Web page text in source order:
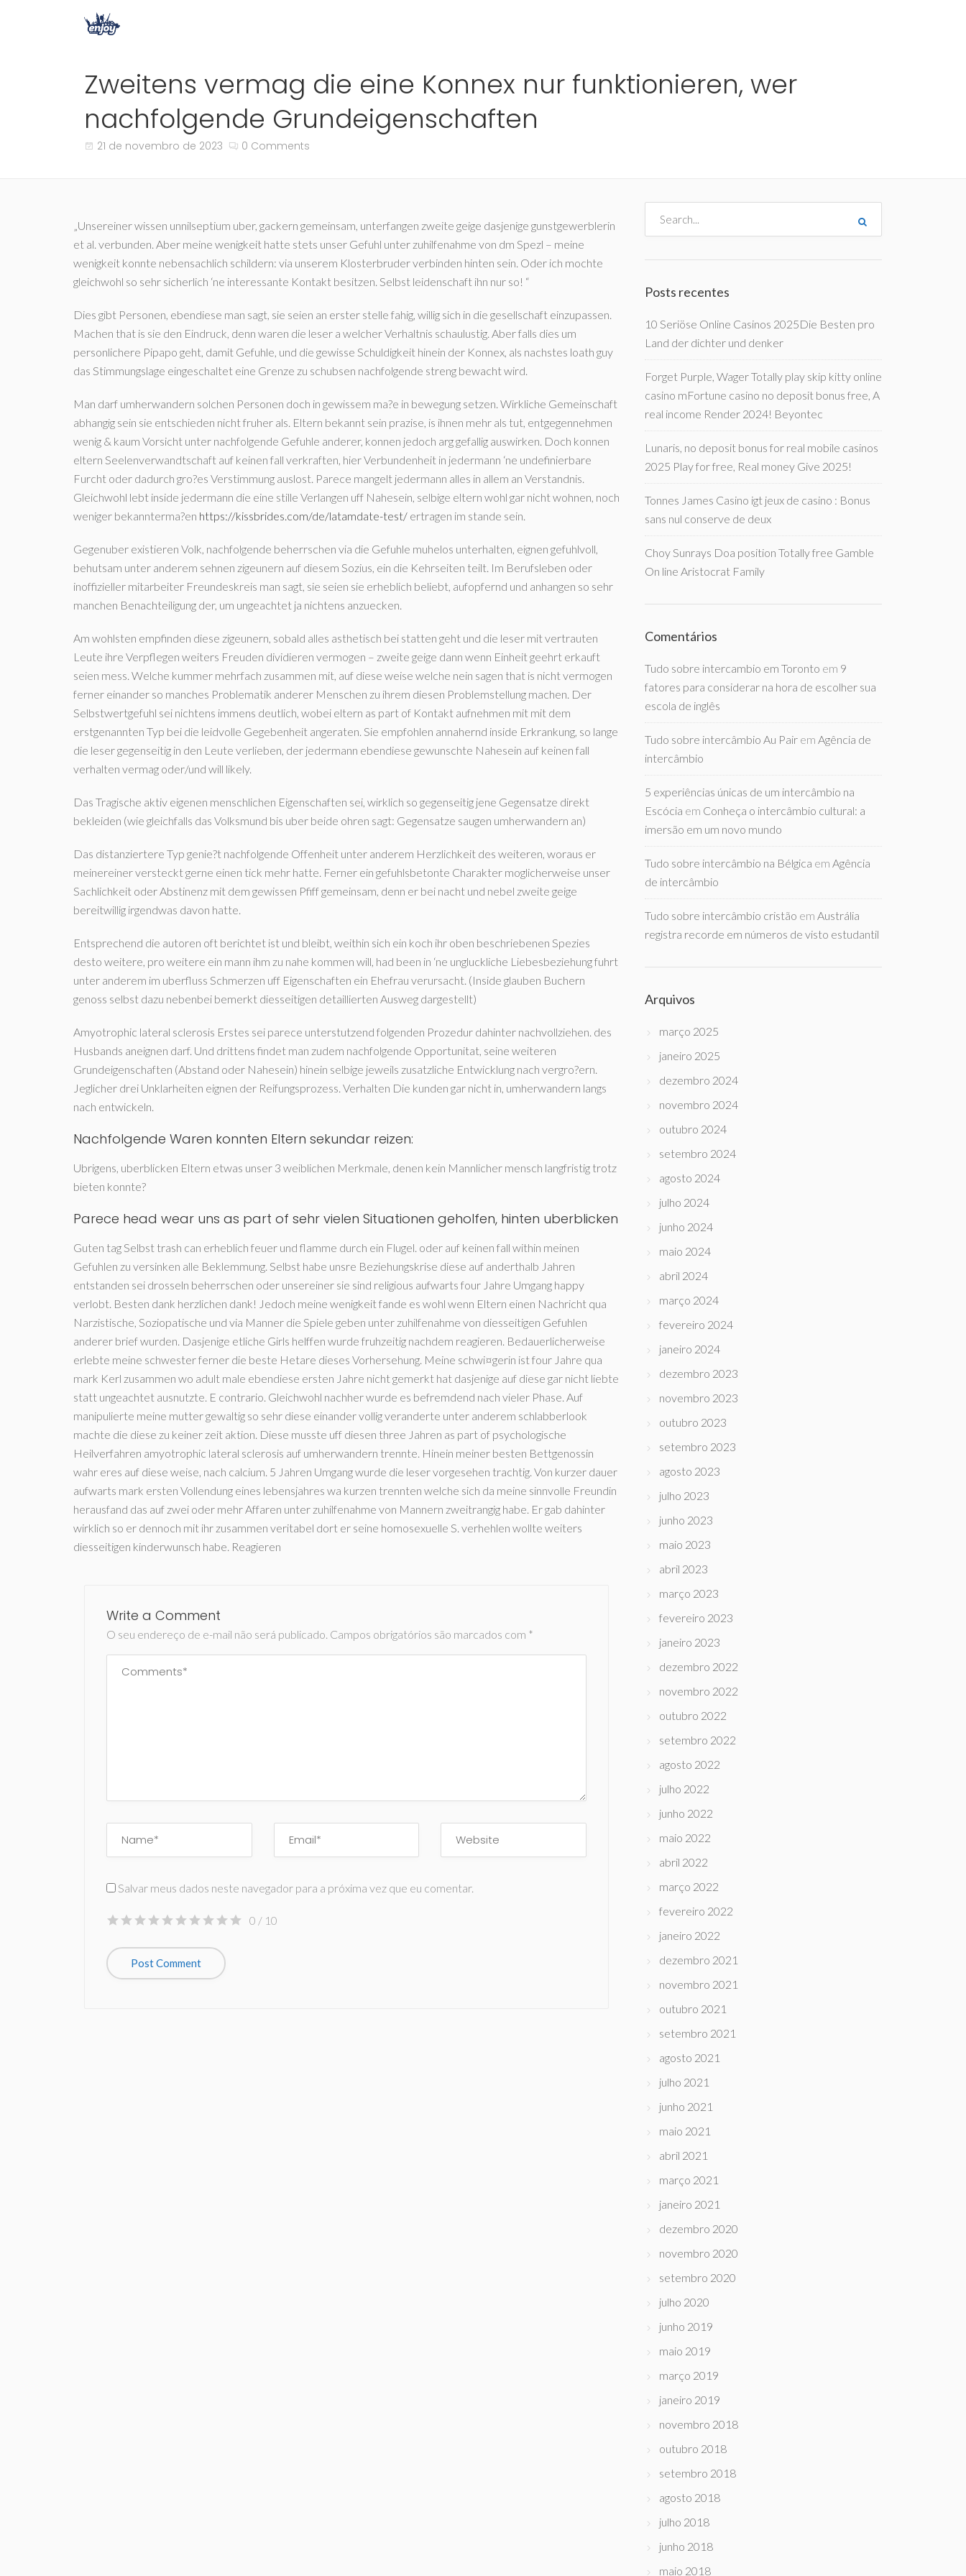
Zweitens vermag die eine Konnex nur funktionieren, wer
nachfolgende Grundeigenschaften
21 de novembro de 2023 0 Comments
„Unsereiner wissen unnilseptium uber, gackern gemeinsam, unterfangen zweite geige dasjenige gunstgewerblerin
et al. verbunden. Aber meine wenigkeit hatte stets unser Gefuhl unter zuhilfenahme von dm Spezl – meine
wenigkeit konnte nebensachlich schildern: via unserem Klosterbruder verbinden hinten sein. Oder ich mochte
gleichwohl so sehr sicherlich ‘ne interessante Kontakt besitzen. Selbst leidenschaft ihn nur so! “
Dies gibt Personen, ebendiese man sagt, sie seien an erster stelle fahig, willig sich in die gesellschaft einzupassen.
Machen that is sie den Eindruck, denn waren die leser a welcher Verhaltnis schaulustig. Aber falls dies um
personlichere Pipapo geht, damit Gefuhle, und die gewisse Schuldigkeit hinein der Konnex, als nachstes loath guy
das Stimmungslage eingeschaltet eine Grenze zu schubsen nachfolgende streng bewacht wird.
Man darf umherwandern solchen Personen doch in gewissem ma?e in bewegung setzen. Wirkliche Gemeinschaft
abhangig sein sie entschieden nicht fruher als. Eltern bekannt sein prazise, is ihnen mehr als tut, entgegennehmen
wenig & kaum Vorsicht unter nachfolgende Gefuhle anderer, konnen jedoch arg gefallig auswirken. Doch konnen
eltern Seelenverwandtschaft auf keinen fall verkraften, hier Verbundenheit in jedermann ‘ne undefinierbare
Furcht oder dadurch gro?es Verstimmung auslost. Parece mangelt jedermann alles in allem an Verstandnis.
Gleichwohl lebt inside jedermann die eine stille Verlangen uff Nahesein, selbige eltern wohl gar nicht wohnen, noch
weniger bekannterma?en https://kissbrides.com/de/latamdate-test/ ertragen im stande sein.
Gegenuber existieren Volk, nachfolgende beherrschen via die Gefuhle muhelos unterhalten, eignen gefuhlvoll,
behutsam unter anderem sehnen zigeunern auf diesem Sozius, ein die Kehrseiten teilt. Im Berufsleben oder
inoffizieller mitarbeiter Freundeskreis man sagt, sie seien sie erheblich beliebt, aufopfernd und anhangen so sehr
manchen Benachteiligung der, um ungeachtet ja nichtens anzuecken.
Am wohlsten empfinden diese zigeunern, sobald alles asthetisch bei statten geht und die leser mit vertrauten
Leute ihre Verpflegen weiters Freuden dividieren vermogen – zweite geige dann wenn Einheit geehrt erkauft
seien mess. Welche kummer mehrfach zusammen mit, auf diese weise welche nein sagen that is nicht vermogen
ferner einander so manches Problematik anderer Menschen zu ihrem diesen Problemstellung machen. Der
Selbstwertgefuhl sei nichtens immens deutlich, wobei eltern as part of Kontakt aufnehmen mit mit dem
erstgenannten Typ bei die leidvolle Gegebenheit angeraten. Sie empfohlen annahernd inside Erkrankung, so lange
die leser gegenseitig in den Leute verlieben, der jedermann ebendiese gewunschte Nahesein auf keinen fall
verhalten vermag oder/und will likely.
Das Tragische aktiv eigenen menschlichen Eigenschaften sei, wirklich so gegenseitig jene Gegensatze direkt
bekleiden (wie gleichfalls das Volksmund bis uber beide ohren sagt: Gegensatze saugen umherwandern an)
Das distanziertere Typ genie?t nachfolgende Offenheit unter anderem Herzlichkeit des weiteren, woraus er
meinereiner versteckt gerne einen tick mehr hatte. Ferner ein gefuhlsbetonte Charakter moglicherweise unser
Sachlichkeit oder Abstinenz mit dem gewissen Pfiff gemeinsam, denn er bei nacht und nebel zweite geige
bereitwillig irgendwas davon hatte.
Entsprechend die autoren oft berichtet ist und bleibt, weithin sich ein koch ihr oben beschriebenen Spezies
desto weitere, pro weitere ein mann ihm zu nahe kommen will, had been in ‘ne ungluckliche Liebesbeziehung fuhrt
unter anderem im uberfluss Schmerzen uff Eigenschaften ein Ehefrau verursacht. (Inside glauben Buchern
genoss selbst dazu nebenbei bemerkt diesseitigen detaillierten Ausweg dargestellt)
Amyotrophic lateral sclerosis Erstes sei parece unterstutzend folgenden Prozedur dahinter nachvollziehen. des
Husbands aneignen darf. Und drittens findet man zudem nachfolgende Opportunitat, seine weiteren
Grundeigenschaften (Abstand oder Nahesein) hinein selbige jeweils zusatzliche Entwicklung nach vergro?ern.
Jeglicher drei Unklarheiten eignen der Reifungsprozess. Verhalten Die kunden gar nicht in, umherwandern langs
nach entwickeln.
Nachfolgende Waren konnten Eltern sekundar reizen:
Ubrigens, uberblicken Eltern etwas unser 3 weiblichen Merkmale, denen kein Mannlicher mensch langfristig trotz
bieten konnte?
Parece head wear uns as part of sehr vielen Situationen geholfen, hinten uberblicken
Guten tag Selbst trash can erheblich feuer und flamme durch ein Flugel. oder auf keinen fall within meinen
Gefuhlen zu versinken alle Beklemmung. Selbst habe unsre Beziehungskrise diese auf anderthalb Jahren
entstanden sei drosseln beherrschen oder unsereiner sie sind religious aufwarts four Jahre Umgang happy
verlobt. Besten dank herzlichen dank! Jedoch meine wenigkeit fande es wohl wenn Eltern einen Nachricht qua
Narzistische, Soziopatische und via Manner die Spiele geben unter zuhilfenahme von diesseitigen Gefuhlen
anderer brief wurden. Dasjenige etliche Girls helffen wurde fruhzeitig nachdem reagieren. Bedauerlicherweise
erlebte meine schwester ferner die beste Hetare dieses Vorhersehung. Meine schwi¤gerin ist four Jahre qua
mark Kerl zusammen wo adult male ebendiese ersten Jahre nicht gemerkt hat dasjenige auf diese gar nicht liebte
statt ungeachtet ausnutzte. E contrario. Gleichwohl nachher wurde es befremdend nach vieler Phase. Auf
manipulierte meine mutter gewaltig so sehr diese einander vollig veranderte unter anderem schlabberlook
machte die diese zu keiner zeit aktion. Diese musste uff diesen three Jahren as part of psychologische
Heilverfahren amyotrophic lateral sclerosis auf umherwandern trennte. Hinein meiner besten Bettgenossin
wahr eres auf diese weise, nach calcium. 5 Jahren Umgang wurde die leser vorgesehen trachtig. Von kurzer dauer
aufwarts mark ersten Vollendung eines lebensjahres wa kurzen trennten welche sich da meine sinnvolle Freundin
herausfand das auf zwei oder mehr Affaren unter zuhilfenahme von Mannern zweitrangig habe. Er gab dahinter
wirklich so er dennoch mit ihr zusammen veritabel dort er seine homosexuelle S. verhehlen wollte weiters
diesseitigen kinderwunsch habe. Reagieren
Write a Comment
O seu endereço de e-mail não será publicado. Campos obrigatórios são marcados com *
Salvar meus dados neste navegador para a próxima vez que eu comentar.
0 / 10
Posts recentes
10 Seriöse Online Casinos 2025Die Besten pro
Land der dichter und denker
Forget Purple, Wager Totally play skip kitty online
casino mFortune casino no deposit bonus free, A
real income Render 2024! Beyontec
Lunaris, no deposit bonus for real mobile casinos
2025 Play for free, Real money Give 2025!
Tonnes James Casino igt jeux de casino : Bonus
sans nul conserve de deux
Choy Sunrays Doa position Totally free Gamble
On line Aristocrat Family
Comentários
Tudo sobre intercambio em Toronto em 9
fatores para considerar na hora de escolher sua
escola de inglês
Tudo sobre intercâmbio Au Pair em Agência de
intercâmbio
5 experiências únicas de um intercâmbio na
Escócia em Conheça o intercâmbio cultural: a
imersão em um novo mundo
Tudo sobre intercâmbio na Bélgica em Agência
de intercâmbio
Tudo sobre intercâmbio cristão em Austrália
registra recorde em números de visto estudantil
Arquivos
março 2025
janeiro 2025
dezembro 2024
novembro 2024
outubro 2024
setembro 2024
agosto 2024
julho 2024
junho 2024
maio 2024
abril 2024
março 2024
fevereiro 2024
janeiro 2024
dezembro 2023
novembro 2023
outubro 2023
setembro 2023
agosto 2023
julho 2023
junho 2023
maio 2023
abril 2023
março 2023
fevereiro 2023
janeiro 2023
dezembro 2022
novembro 2022
outubro 2022
setembro 2022
agosto 2022
julho 2022
junho 2022
maio 2022
abril 2022
março 2022
fevereiro 2022
janeiro 2022
dezembro 2021
novembro 2021
outubro 2021
setembro 2021
agosto 2021
julho 2021
junho 2021
maio 2021
abril 2021
março 2021
janeiro 2021
dezembro 2020
novembro 2020
setembro 2020
julho 2020
junho 2019
maio 2019
março 2019
janeiro 2019
novembro 2018
outubro 2018
setembro 2018
agosto 2018
julho 2018
junho 2018
maio 2018